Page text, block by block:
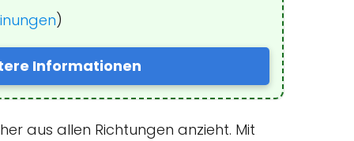
)
Informationen
aus allen Richtungen anzieht. Mit